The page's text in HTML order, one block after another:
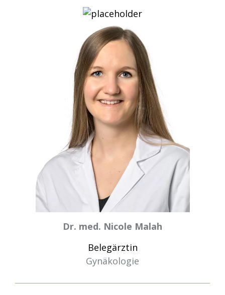
Dr. med. Nicole Malah
Belegärztin
Gynäkologie